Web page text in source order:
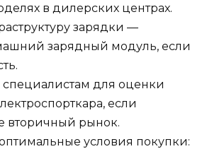
в дилерских центрах.
зарядки —
зарядный модуль, если
специалистам для оценки
если
вторичный рынок.
условия покупки: